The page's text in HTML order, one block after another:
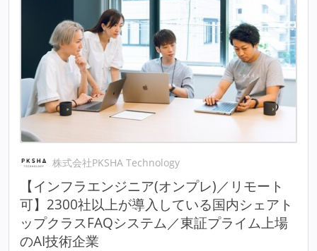
株式会社PKSHA Technology
【インフラエンジニア(オンプレ)／リモート
可】2300社以上が導入している国内シェアト
ップクラスFAQシステム／東証プライム上場
のAI技術企業